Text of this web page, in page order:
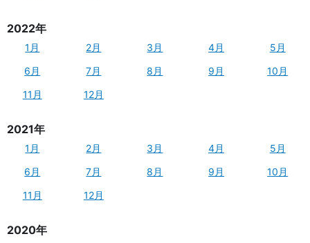
2022年
1月 2月 3月 4月
5月
6月
7月 8月 9月
10月
11月
12月
2021年
1月 2月 3月 4月
5月
6月
7月 8月 9月
10月
11月
12月
2020年